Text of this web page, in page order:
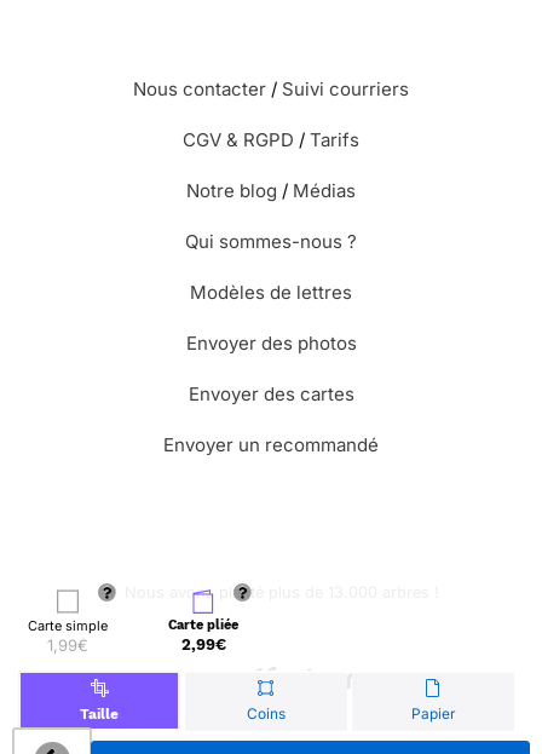
Carte simple
1,99€
Carte pliée
2,99€
Taille Coins Papier
Nous contacter / Suivi courriers
CGV & RGPD / Tarifs
Notre blog / Médias
Qui sommes-nous ?
Modèles de lettres
Envoyer des photos
Envoyer des cartes
Envoyer un recommandé
🌳 Nous avons planté plus de 13.000 arbres !
© Merci Facteur